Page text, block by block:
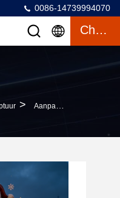
0086-14739994070
Chatten
> Aanpasbare Hoogdichte Glasvezel FRP En Puur Gegoten Brons Metalen Kerstsculpturen Voor Vakantie-Inrichting